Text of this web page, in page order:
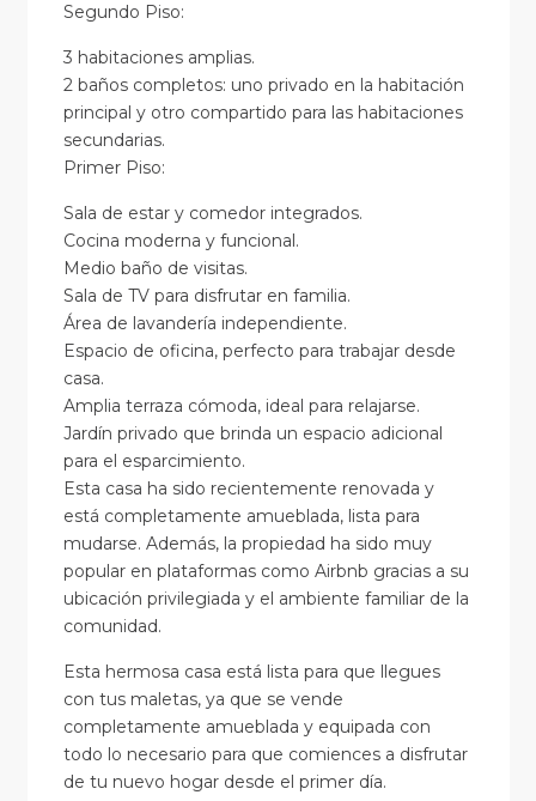
Segundo Piso:
3 habitaciones amplias.
2 baños completos: uno privado en la habitación
principal y otro compartido para las habitaciones
secundarias.
Primer Piso:
Sala de estar y comedor integrados.
Cocina moderna y funcional.
Medio baño de visitas.
Sala de TV para disfrutar en familia.
Área de lavandería independiente.
Espacio de oficina, perfecto para trabajar desde
casa.
Amplia terraza cómoda, ideal para relajarse.
Jardín privado que brinda un espacio adicional
para el esparcimiento.
Esta casa ha sido recientemente renovada y
está completamente amueblada, lista para
mudarse. Además, la propiedad ha sido muy
popular en plataformas como Airbnb gracias a su
ubicación privilegiada y el ambiente familiar de la
comunidad.
Esta hermosa casa está lista para que llegues
con tus maletas, ya que se vende
completamente amueblada y equipada con
todo lo necesario para que comiences a disfrutar
de tu nuevo hogar desde el primer día.